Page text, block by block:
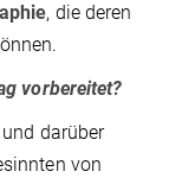
, die deren
vorbereitet?
darüber
von